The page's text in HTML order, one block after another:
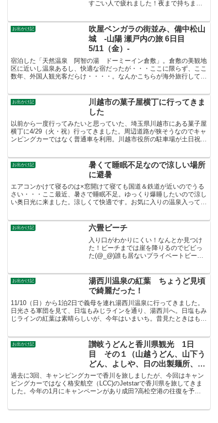
すごい人で疲れました！夜まで持ちませ
ン、ホーンテッドマンションカリブの海
賊、イッツ・ア・スモール...
お出かけ記
吹屋ベンガラの街並み、備中松山
城 -山陽 瀬戸内の旅 6日目
5/11（金）-
宿泊した「天然温泉 阿智の湯 ドーミーイン倉敷」。倉敷の美観地
区に近いし温泉あるし、快適な宿だったが・・・ここに限らず、ここ
数年、外国人観光客だらけ・・・・。なんかこちらが海外旅行してる
お出かけ記
川越市の菓子屋横丁に行ってきま
した
以前から一度行ってみたいと思っていた、埼玉県川越市にある菓子屋
横丁に4/29（火・祝）行ってきました。周辺道路が狭そうなのでキャ
ンピングカーではなく普通車を利用。川越市役所の駐車場が土日祝、
お出かけ記
暑くて睡眠不足なので涼しい場所
に避暑
エアコンかけて寝るのは×窓開けて寝ても国道＆鉄道が近いのでうる
さい・・・ここ最近、暑さで睡眠不足。ゆっくり爆睡したいので涼し
い奥日光に来ました。涼しくて快適です。お気に入りの温泉入って
お出かけ記 六畳ビーチ
入り口がわかりにくい！なんとか見つけ
た！ビーチまでは崖を降りるのでビビっ
た(@_@)誰も居ないプライベートビーチ
お出かけ記
湯西川温泉の紅葉 ちょうど見頃
で綺麗だった！
11/10（日）から1泊2日で義母を連れ湯西川温泉に行ってきました。
日光さる軍団を見て、日塩もみじラインを通り、湯西川へ。日塩もみ
じラインの紅葉は素晴らしいが、今年はいまいち。昔見たときはもっ
お出かけ記
讃岐うどんと香川県観光 1日
目 その１（山越うどん、山下う
どん、よしや、日の出製麺所、丸
亀城）
過去に3回、キャンピングカーで香川を旅しましたが、今回はキャン
ピングカーではなく格安航空（LCC)のJetstarで香川県を旅してきま
した。今年の1月にキャンペーンがあり成田?高松空港の往復を予